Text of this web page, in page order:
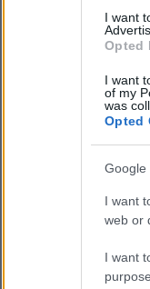
I want
Opted
I want
of my
was
Opted
Google
I want
web or
I want